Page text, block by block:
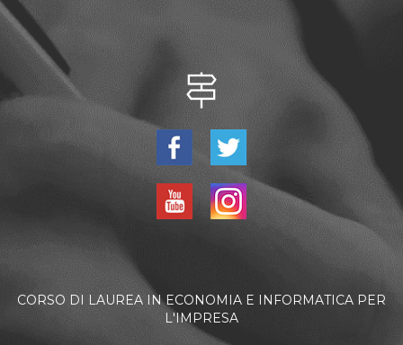
CORSO DI LAUREA IN ECONOMIA E INFORMATICA PER
L'IMPRESA